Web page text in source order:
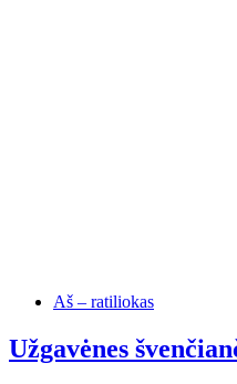
Aš – ratiliokas
Užgavėnes